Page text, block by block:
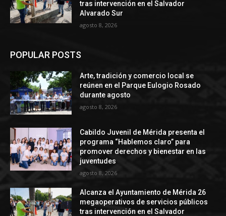
tras intervención en el Salvador
Alvarado Sur
agosto 8, 2026
POPULAR POSTS
Arte, tradición y comercio local se
reúnen en el Parque Eulogio Rosado
durante agosto
agosto 8, 2026
Cabildo Juvenil de Mérida presenta el
programa “Hablemos claro” para
promover derechos y bienestar en las
juventudes
agosto 8, 2026
Alcanza el Ayuntamiento de Mérida 26
megaoperativos de servicios públicos
tras intervención en el Salvador